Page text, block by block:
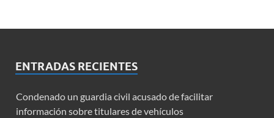
ENTRADAS RECIENTES
Condenado un guardia civil acusado de facilitar
información sobre titulares de vehículos